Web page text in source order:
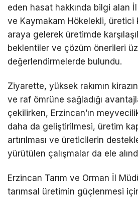
eden hasat hakkında bilgi alan
ve Kaymakam Hökelekli, üretici
araya gelerek üretimde
beklentiler ve çözüm önerileri
değerlendirmelerde bulundu.
Ziyarette, yüksek rakımın
ve raf ömrüne sağladığı
çekilirken, Erzincan’ın
daha da geliştirilmesi, üretim
artırılması ve üreticilerin
yürütülen çalışmalar da ele
Erzincan Tarım ve Orman İl
tarımsal üretimin güçlenmesi